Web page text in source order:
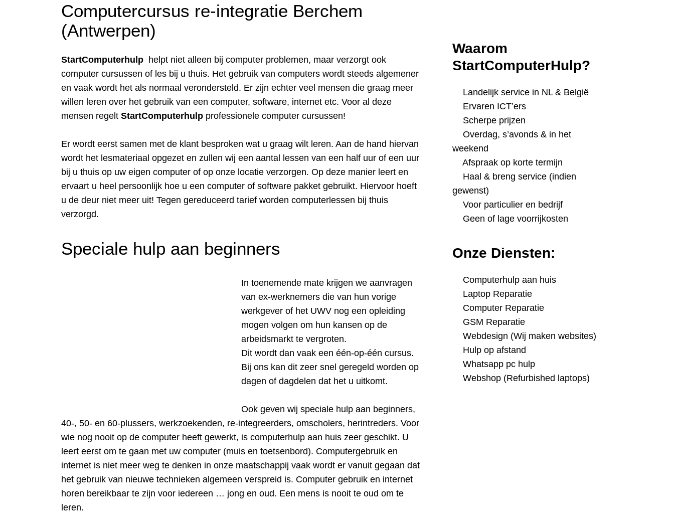
Computercursus re-integratie Berchem
(Antwerpen)
StartComputerhulp helpt niet alleen bij computer problemen, maar verzorgt ook
computer cursussen of les bij u thuis. Het gebruik van computers wordt steeds algemener
en vaak wordt het als normaal verondersteld. Er zijn echter veel mensen die graag meer
willen leren over het gebruik van een computer, software, internet etc. Voor al deze
mensen regelt StartComputerhulp professionele computer cursussen!
Er wordt eerst samen met de klant besproken wat u graag wilt leren. Aan de hand hiervan
wordt het lesmateriaal opgezet en zullen wij een aantal lessen van een half uur of een uur
bij u thuis op uw eigen computer of op onze locatie verzorgen. Op deze manier leert en
ervaart u heel persoonlijk hoe u een computer of software pakket gebruikt. Hiervoor hoeft
u de deur niet meer uit! Tegen gereduceerd tarief worden computerlessen bij thuis
verzorgd.
Speciale hulp aan beginners
In toenemende mate krijgen we aanvragen
van ex-werknemers die van hun vorige
werkgever of het UWV nog een opleiding
mogen volgen om hun kansen op de
arbeidsmarkt te vergroten.
Dit wordt dan vaak een één-op-één cursus.
Bij ons kan dit zeer snel geregeld worden op
dagen of dagdelen dat het u uitkomt.
Ook geven wij speciale hulp aan beginners,
40-, 50- en 60-plussers, werkzoekenden, re-integreerders, omscholers, herintreders. Voor
wie nog nooit op de computer heeft gewerkt, is computerhulp aan huis zeer geschikt. U
leert eerst om te gaan met uw computer (muis en toetsenbord). Computergebruik en
internet is niet meer weg te denken in onze maatschappij vaak wordt er vanuit gegaan dat
het gebruik van nieuwe technieken algemeen verspreid is. Computer gebruik en internet
horen bereikbaar te zijn voor iedereen … jong en oud. Een mens is nooit te oud om te
leren.
Waarom
StartComputerHulp?
Landelijk service in NL & België
Ervaren ICT’ers
Scherpe prijzen
Overdag, s’avonds & in het
weekend
Afspraak op korte termijn
Haal & breng service (indien
gewenst)
Voor particulier en bedrijf
Geen of lage voorrijkosten
Onze Diensten:
Computerhulp aan huis
Laptop Reparatie
Computer Reparatie
GSM Reparatie
Webdesign (Wij maken websites)
Hulp op afstand
Whatsapp pc hulp
Webshop (Refurbished laptops)